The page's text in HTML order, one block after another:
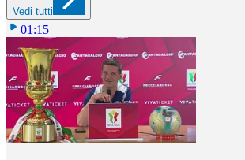
Vedi tutti
01:15